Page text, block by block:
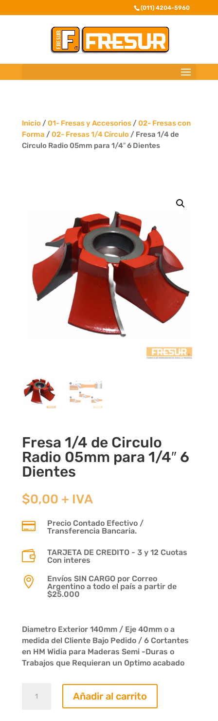
(011) 4204-5960
Inicio/ 01- Fresas y Accesorios/ 02- Fresas con
Forma / 02- Fresas 1/4 Círculo/ Fresa 1/4 de
Circulo Radio 05mm para 1/4″ 6 Dientes
Fresa 1/4 de Circulo
Radio 05mm para 1/4″ 6
Dientes
$0,00 + IVA

Precio Contado Efectivo /
Transferencia Bancaria.

TARJETA DE CREDITO - 3 y 12 Cuotas
Con interes

Envíos SIN CARGO por Correo
Argentino a todo el país a partir de
$25.000
Diametro Exterior 140mm / Eje 40mm o a
medida del Cliente Bajo Pedido / 6 Cortantes
en HM Widia para Maderas Semi -Duras o
Trabajos que Requieran un Optimo acabado
Añadir al carrito